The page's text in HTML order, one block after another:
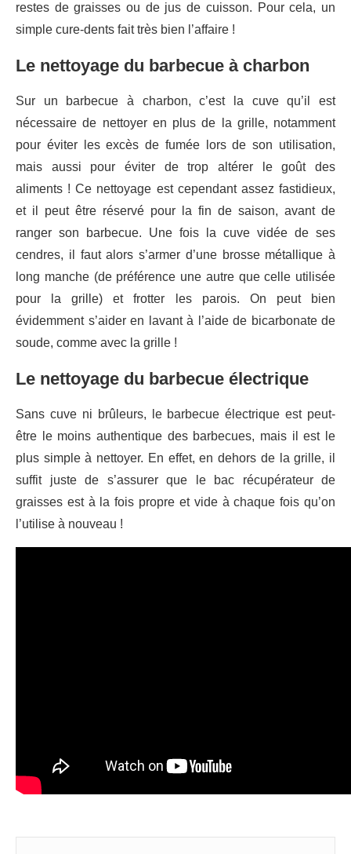
restes de graisses ou de jus de cuisson. Pour cela, un
simple cure-dents fait très bien l’affaire !
Le nettoyage du barbecue à charbon
Sur un barbecue à charbon, c’est la cuve qu’il est
nécessaire de nettoyer en plus de la grille, notamment
pour éviter les excès de fumée lors de son utilisation,
mais aussi pour éviter de trop altérer le goût des
aliments ! Ce nettoyage est cependant assez fastidieux,
et il peut être réservé pour la fin de saison, avant de
ranger son barbecue. Une fois la cuve vidée de ses
cendres, il faut alors s’armer d’une brosse métallique à
long manche (de préférence une autre que celle utilisée
pour la grille) et frotter les parois. On peut bien
évidemment s’aider en lavant à l’aide de bicarbonate de
soude, comme avec la grille !
Le nettoyage du barbecue électrique
Sans cuve ni brûleurs, le barbecue électrique est peut-
être le moins authentique des barbecues, mais il est le
plus simple à nettoyer. En effet, en dehors de la grille, il
suffit juste de s’assurer que le bac récupérateur de
graisses est à la fois propre et vide à chaque fois qu’on
l’utilise à nouveau !